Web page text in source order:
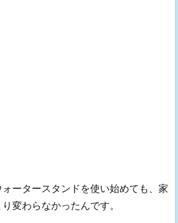
ォータースタンドを使い始めても、家
変わらなかったんです。